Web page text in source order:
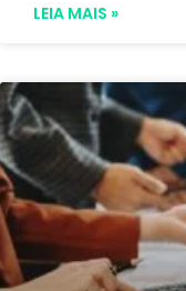
LEIA MAIS »